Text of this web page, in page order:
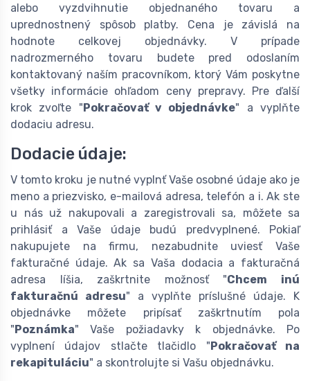
alebo vyzdvihnutie objednaného tovaru a
uprednostnený spôsob platby. Cena je závislá na
hodnote celkovej objednávky. V prípade
nadrozmerného tovaru budete pred odoslaním
kontaktovaný naším pracovníkom, ktorý Vám poskytne
všetky informácie ohľadom ceny prepravy. Pre ďalší
krok zvoľte "Pokračovať v objednávke" a vyplňte
dodaciu adresu.
Dodacie údaje:
V tomto kroku je nutné vyplnť Vaše osobné údaje ako je
meno a priezvisko, e-mailová adresa, telefón a i. Ak ste
u nás už nakupovali a zaregistrovali sa, môžete sa
prihlásiť a Vaše údaje budú predvyplnené. Pokiaľ
nakupujete na firmu, nezabudnite uviesť Vaše
fakturačné údaje. Ak sa Vaša dodacia a fakturačná
adresa líšia, zaškrtnite možnosť "Chcem inú
fakturačnú adresu" a vyplňte príslušné údaje. K
objednávke môžete pripísať zaškrtnutím pola
"Poznámka" Vaše požiadavky k objednávke. Po
vyplnení údajov stlačte tlačidlo "Pokračovať na
rekapituláciu" a skontrolujte si Vašu objednávku.